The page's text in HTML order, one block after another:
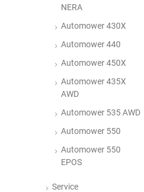
NERA
Automower 430X
Automower 440
Automower 450X
Automower 435X
AWD
Automower 535 AWD
Automower 550
Automower 550
EPOS
Service